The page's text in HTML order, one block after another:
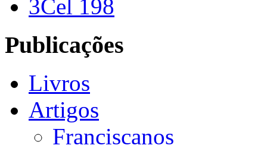
3Cel 198
Publicações
Livros
Artigos
Franciscanos